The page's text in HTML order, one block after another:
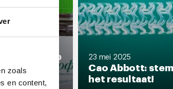
zoals
en content,
akkoord op
23 mei 2025
Cao Abbott:
het resultaat!